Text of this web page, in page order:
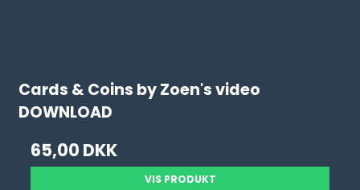
Cards & Coins by Zoen's video
DOWNLOAD
65,00 DKK
VIS PRODUKT